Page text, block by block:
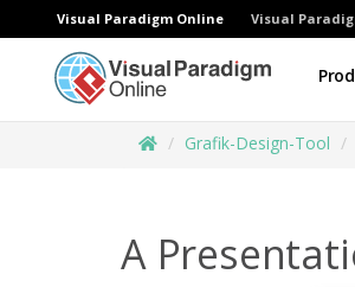
Visual Paradigm Online Visual
Grafik-Design-Tool
A